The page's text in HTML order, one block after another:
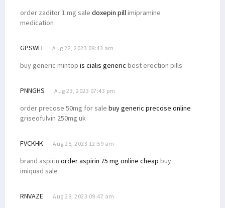
order zaditor 1 mg sale doxepin pillimipramine
medication
GPSWLI Aug 22, 2023 09:43 am
buy generic mintop is cialis generic best erection pills
PNNGHS Aug 23, 2023 07:43 pm
order precose 50mg for sale buy generic precose online
griseofulvin 250mg uk
FVCKHK Aug 25, 2023 12:59 am
brand aspirin order aspirin 75 mg online cheap buy
imiquad sale
RNVAZE Aug 28, 2023 09:47 am